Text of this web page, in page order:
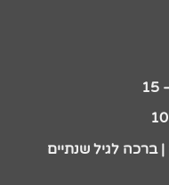
ברכה לגיל שנתיים